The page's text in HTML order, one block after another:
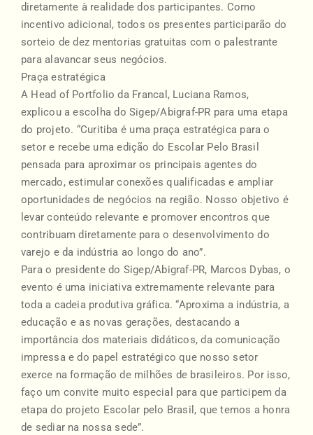
diretamente à realidade dos participantes. Como
incentivo adicional, todos os presentes participarão do
sorteio de dez mentorias gratuitas com o palestrante
para alavancar seus negócios.
Praça estratégica
A Head of Portfolio da Francal, Luciana Ramos,
explicou a escolha do Sigep/Abigraf-PR para uma etapa
do projeto. “Curitiba é uma praça estratégica para o
setor e recebe uma edição do Escolar Pelo Brasil
pensada para aproximar os principais agentes do
mercado, estimular conexões qualificadas e ampliar
oportunidades de negócios na região. Nosso objetivo é
levar conteúdo relevante e promover encontros que
contribuam diretamente para o desenvolvimento do
varejo e da indústria ao longo do ano”.
Para o presidente do Sigep/Abigraf-PR, Marcos Dybas, o
evento é uma iniciativa extremamente relevante para
toda a cadeia produtiva gráfica. “Aproxima a indústria, a
educação e as novas gerações, destacando a
importância dos materiais didáticos, da comunicação
impressa e do papel estratégico que nosso setor
exerce na formação de milhões de brasileiros. Por isso,
faço um convite muito especial para que participem da
etapa do projeto Escolar pelo Brasil, que temos a honra
de sediar na nossa sede”.